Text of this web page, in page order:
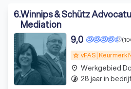
6.Winnips & Schütz
Mediation
grade vFAS | Keurmerk
9,0
place Werkgebied
timelapse 28 jaar in bedrijf